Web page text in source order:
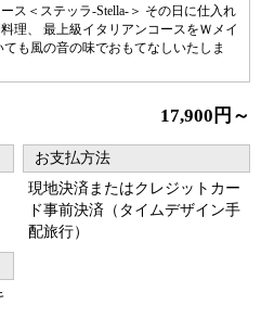
ス＜ステッラ-Stella-＞ その日に仕入れ
理、 最上級イタリアンコースをＷメイ
も風の音の味でおもてなしいたしま
N
ex
t
17,900円～
お支払方法
現地決済またはクレジットカー
ド事前決済（タイムデザイン手
配旅行）